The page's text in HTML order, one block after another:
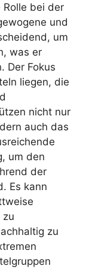
Rolle bei der
und
um
was er
Der Fokus
liegen, die
nicht nur
auch das
um den
der
Es kann
zu
zu